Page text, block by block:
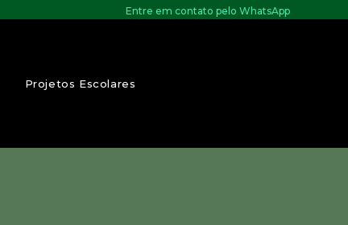
Entre em contato pelo WhatsApp
Projetos Escolares